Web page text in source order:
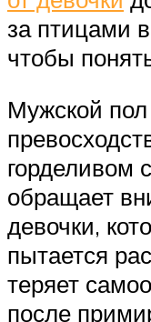
за птицами
чтобы
Мужской
горделивом
обращает
девочки,
пытается
теряет
после